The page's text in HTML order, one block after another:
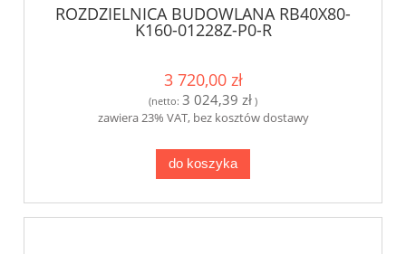
ROZDZIELNICA BUDOWLANA RB40X80-
K160-01228Z-P0-R
3 720,00 zł
(netto: 3 024,39 zł )
zawiera 23% VAT, bez kosztów dostawy
do koszyka